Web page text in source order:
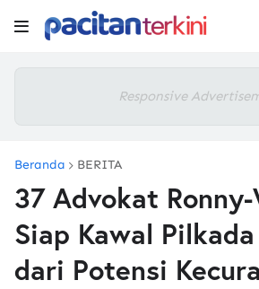
Responsive
Beranda BERITA
37 Advokat
Siap Kawal
dari Potensi